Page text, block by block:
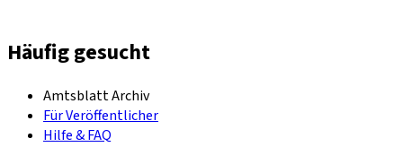
Häufig gesucht
Amtsblatt Archiv
Für Veröffentlicher
Hilfe & FAQ